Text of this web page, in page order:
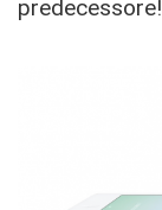
predecessore!